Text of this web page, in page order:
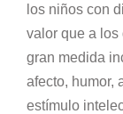
los niños con
valor que a los
gran medida
afecto, humor,
estímulo